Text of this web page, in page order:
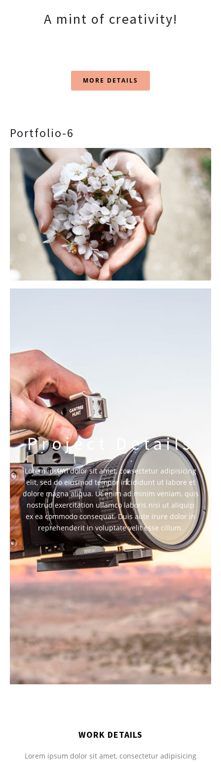
A mint of creativity!
MORE DETAILS
Portfolio-6
Project Details
Lorem ipsum dolor sit amet, consectetur adipisicing
elit, sed do eiusmod tempor incididunt ut labore et
dolore magna aliqua. Ut enim ad minim veniam, quis
nostrud exercitation ullamco laboris nisi ut aliquip
ex ea commodo consequat. Duis aute irure dolor in
reprehenderit in voluptate velit esse cillum.
WORK DETAILS
Lorem ipsum dolor sit amet, consectetur adipisicing